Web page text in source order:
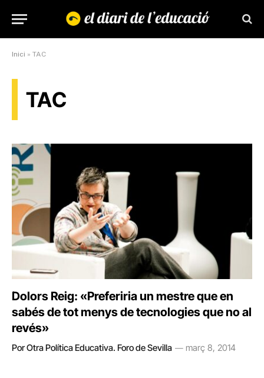
Inici » TAC
TAC
Dolors Reig: «Preferiria un mestre que en
sabés de tot menys de tecnologies que no al
revés»
Por Otra Política Educativa. Foro de Sevilla març 8, 2014